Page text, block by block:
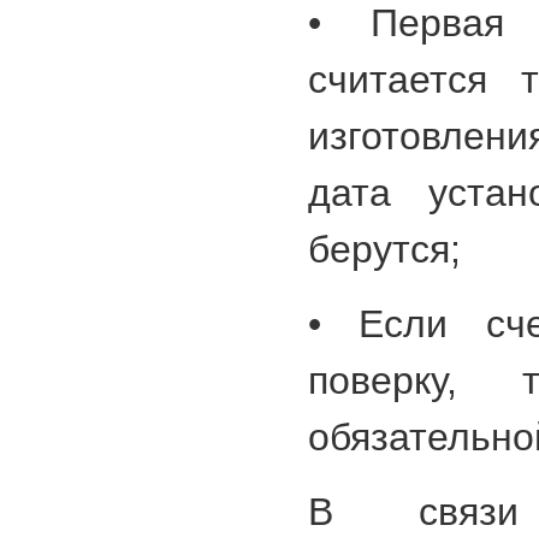
• Первая
считается
дата
берутся;
• Если
поверку,
В